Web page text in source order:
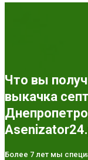
Что вы
выкачка
Более 7 лет мы